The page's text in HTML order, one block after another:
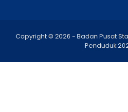
Copyright © 2026 - Badan Pusat
Penduduk